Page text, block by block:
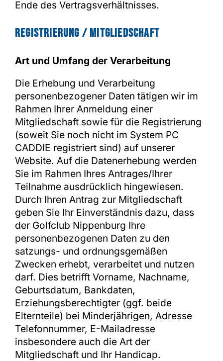
Ende des Vertragsverhältnisses.
Registrierung / Mitgliedschaft
Art und Umfang der Verarbeitung
Die Erhebung und Verarbeitung
personenbezogener Daten tätigen wir im
Rahmen Ihrer Anmeldung einer
Mitgliedschaft sowie für die Registrierung
(soweit Sie noch nicht im System PC
CADDIE registriert sind) auf unserer
Website. Auf die Datenerhebung werden
Sie im Rahmen Ihres Antrages/Ihrer
Teilnahme ausdrücklich hingewiesen.
Durch Ihren Antrag zur Mitgliedschaft
geben Sie Ihr Einverständnis dazu, dass
der Golfclub Nippenburg Ihre
personenbezogenen Daten zu den
satzungs- und ordnungsgemäßen
Zwecken erhebt, verarbeitet und nutzen
darf. Dies betrifft Vorname, Nachname,
Geburtsdatum, Bankdaten,
Erziehungsberechtigter (ggf. beide
Elternteile) bei Minderjährigen, Adresse
Telefonnummer, E-Mailadresse
insbesondere auch die Art der
Mitgliedschaft und Ihr Handicap.